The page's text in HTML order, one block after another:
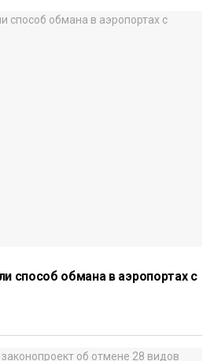
способ обмана в аэропортах с